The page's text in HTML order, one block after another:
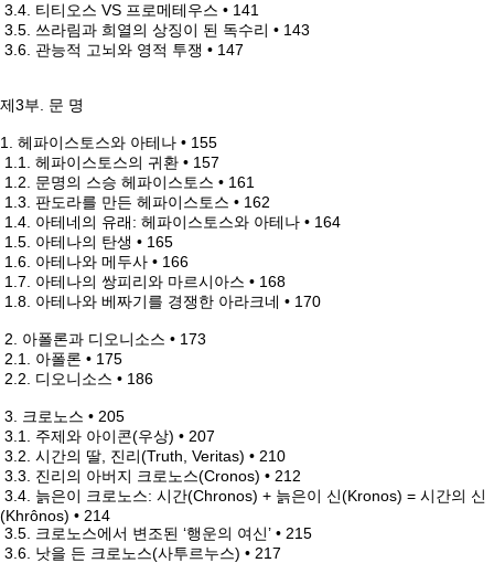
3.4. 티티오스 VS 프로메테우스 • 141
3.5. 쓰라림과 희열의 상징이 된 독수리 • 143
3.6. 관능적 고뇌와 영적 투쟁 • 147
제3부. 문 명
1. 헤파이스토스와 아테나 • 155
1.1. 헤파이스토스의 귀환 • 157
1.2. 문명의 스승 헤파이스토스 • 161
1.3. 판도라를 만든 헤파이스토스 • 162
1.4. 아테네의 유래: 헤파이스토스와 아테나 • 164
1.5. 아테나의 탄생 • 165
1.6. 아테나와 메두사 • 166
1.7. 아테나의 쌍피리와 마르시아스 • 168
1.8. 아테나와 베짜기를 경쟁한 아라크네 • 170
2. 아폴론과 디오니소스 • 173
2.1. 아폴론 • 175
2.2. 디오니소스 • 186
3. 크로노스 • 205
3.1. 주제와 아이콘(우상) • 207
3.2. 시간의 딸, 진리(Truth, Veritas) • 210
3.3. 진리의 아버지 크로노스(Cronos) • 212
3.4. 늙은이 크로노스: 시간(Chronos) + 늙은이 신(Kronos) = 시간의 신
(Khrônos) • 214
3.5. 크로노스에서 변조된 ‘행운의 여신’ • 215
3.6. 낫을 든 크로노스(사투르누스) • 217